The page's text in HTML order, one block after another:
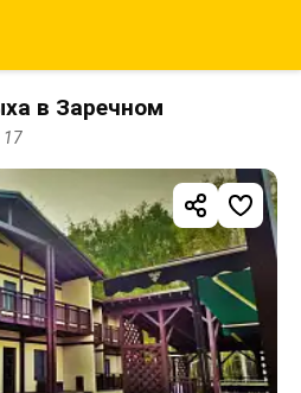
в Заречном
17